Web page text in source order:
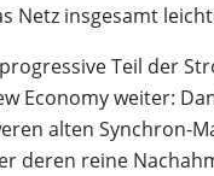
Netz insgesamt
Teil der
Economy weiter:
alten Synchron-
deren reine